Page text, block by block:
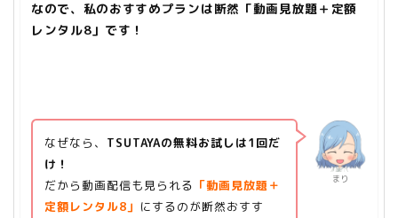
なので、私のおすすめプランは断然「動画見放題＋定額
レンタル8」です！
まり
なぜなら、 TSUTAYAの無料お試しは1回だ
け！
だから動画配信も見られる 「動画見放題＋
定額レンタル8」 にするのが断然おすす